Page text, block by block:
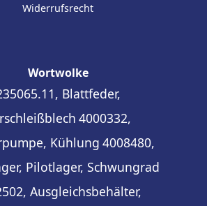
Widerrufsrecht
Wortwolke
Blattfeder,
4000332,
Kühlung 4008480,
Pilotlager, Schwungrad
Ausgleichsbehälter,